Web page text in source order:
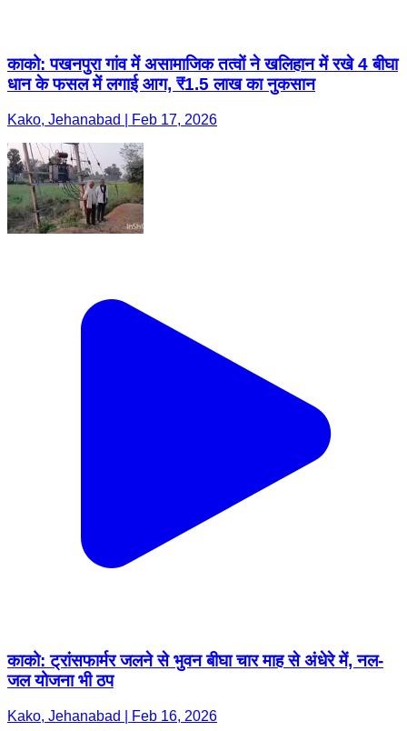
काको: पखनपुरा गांव में असामाजिक तत्वों ने खलिहान में रखे 4 बीघा
धान के फसल में लगाई आग, ₹1.5 लाख का नुकसान
Kako, Jehanabad | Feb 17, 2026
काको: ट्रांसफार्मर जलने से भुवन बीघा चार माह से अंधेरे में, नल-
जल योजना भी ठप
Kako, Jehanabad | Feb 16, 2026